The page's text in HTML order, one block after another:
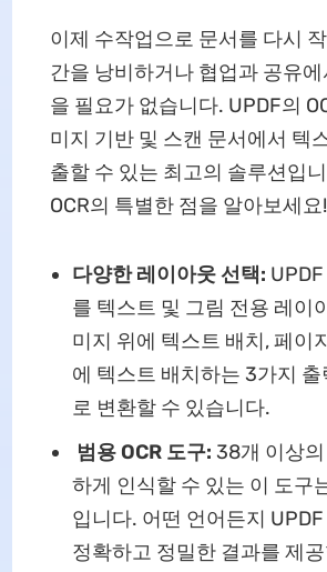
이제 수작업으로 문서를 다시
간을 낭비하거나 협업과 공유
을 필요가 없습니다. UPDF의
미지 기반 및 스캔 문서에서 텍
출할 수 있는 최고의 솔루션입
OCR의 특별한 점을 알아보세요!
다양한 레이아웃 선택:
를 텍스트 및 그림 전용 레이
미지 위에 텍스트 배치, 페이
에 텍스트 배치하는 3가지
로 변환할 수 있습니다.
범용 OCR 도구: 38개 이상
하게 인식할 수 있는 이 도구
입니다. 어떤 언어든지
정확하고 정밀한 결과를 제